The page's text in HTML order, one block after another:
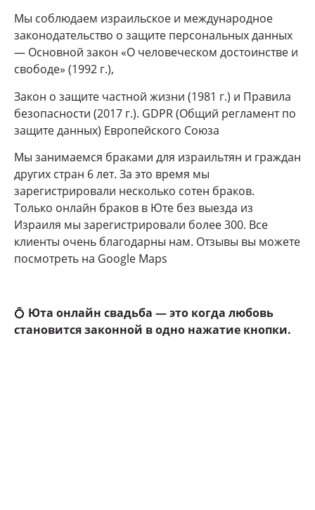
Мы соблюдаем израильское и международное
законодательство о защите персональных данных
— Основной закон «О человеческом достоинстве и
свободе» (1992 г.),
Закон о защите частной жизни (1981 г.) и Правила
безопасности (2017 г.). GDPR (Общий регламент по
защите данных) Европейского Союза
Мы занимаемся браками для израильтян и граждан
других стран 6 лет. За это время мы
зарегистрировали несколько сотен браков.
Только онлайн браков в Юте без выезда из
Израиля мы зарегистрировали более 300. Все
клиенты очень благодарны нам. Отзывы вы можете
посмотреть на Google Maps
💍 Юта онлайн свадьба — это когда любовь
становится законной в одно нажатие кнопки.